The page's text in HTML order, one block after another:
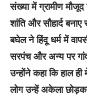
संख्या में ग्रामीण मौजूद
शांति और सौहार्द
बघेल ने हिंदू धर्म में
सरपंच और अन्य पर
उन्होंने कहा कि हाल
लोग उन्हें अकेला